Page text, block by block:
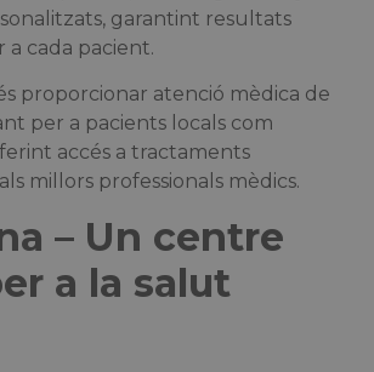
garantint resultats
a cada pacient.
proporcionar atenció mèdica de
per a pacients locals com
accés a tractaments
millors professionals mèdics.
– Un centre
a la salut